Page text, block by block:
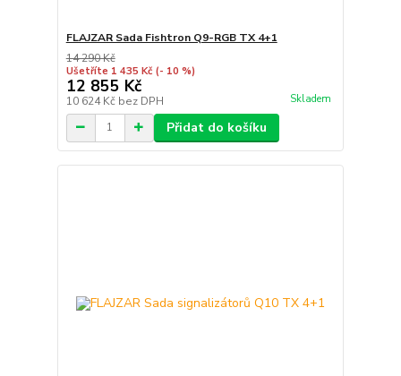
FLAJZAR Sada Fishtron Q9-RGB TX 4+1
14 290 Kč
Ušetříte 1 435 Kč (- 10 %)
12 855 Kč
10 624 Kč bez DPH Skladem
Přidat do košíku